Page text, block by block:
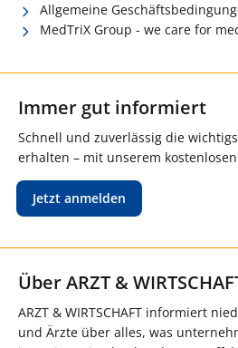
Allgemeine
MedTriX Group - we care for
Immer gut informiert
Schnell und zuverlässig die
erhalten – mit unserem
Jetzt anmelden
Über ARZT &
ARZT & WIRTSCHAFT informiert
und Ärzte über alles, was